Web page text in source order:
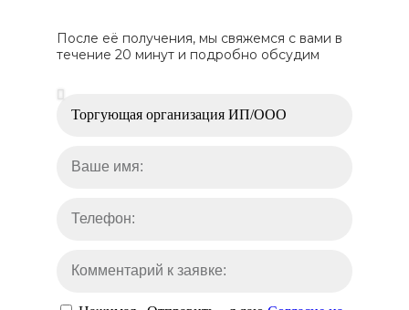
После её получения, мы свяжемся с вами в
течение 20 минут и подробно обсудим